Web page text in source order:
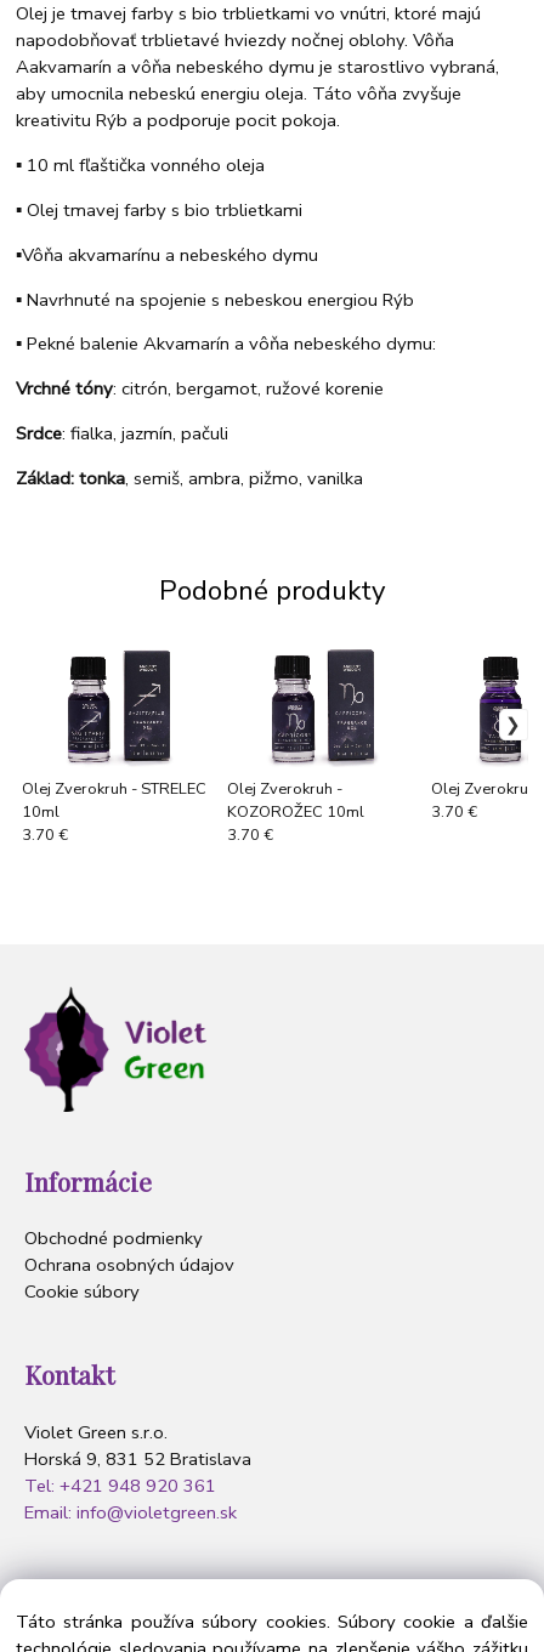
Olej je tmavej farby s bio trblietkami vo vnútri, ktoré majú
napodobňovať trblietavé hviezdy nočnej oblohy. Vôňa
Aakvamarín a vôňa nebeského dymu je starostlivo vybraná,
aby umocnila nebeskú energiu oleja. Táto vôňa zvyšuje
kreativitu Rýb a podporuje pocit pokoja.
▪️ 10 ml fľaštička vonného oleja
▪️ Olej tmavej farby s bio trblietkami
▪️Vôňa akvamarínu a nebeského dymu
▪️ Navrhnuté na spojenie s nebeskou energiou Rýb
▪️ Pekné balenie Akvamarín a vôňa nebeského dymu:
Vrchné tóny: citrón, bergamot, ružové korenie
Srdce: fialka, jazmín, pačuli
Základ: tonka, semiš, ambra, pižmo, vanilka
Podobné produkty
Olej Zverokruh - STRELEC
10ml
3.70 €
Olej Zverokruh -
KOZOROŽEC 10ml
3.70 €
Olej Zverokruh
3.70 €
Informácie
Obchodné podmienky
Ochrana osobných údajov
Cookie súbory
Kontakt
Violet Green s.r.o.
Horská 9, 831 52 Bratislava
Tel: +421 948 920 361
Email: info@violetgreen.sk
Táto stránka používa súbory cookies. Súbory cookie a ďalšie